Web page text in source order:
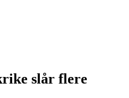
slår flere